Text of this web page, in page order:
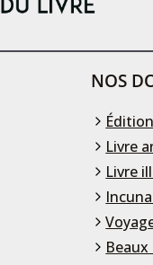
NOS
Livre
Livre